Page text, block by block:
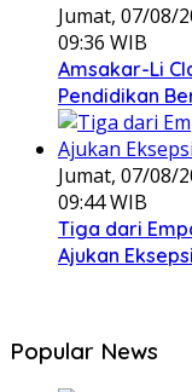
Jumat, 07/08/
09:36 WIB
Amsakar-Li
Pendidikan
Jumat, 07/08/
09:44 WIB
Tiga dari
Ajukan
Popular News